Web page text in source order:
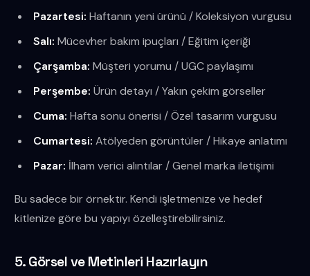
Pazartesi: Haftanın yeni ürünü / Koleksiyon vurgusu
Salı: Mücevher bakım ipuçları / Eğitim içeriği
Çarşamba: Müşteri yorumu / UGC paylaşımı
Perşembe: Ürün detayı / Yakın çekim görseller
Cuma: Hafta sonu önerisi / Özel tasarım vurgusu
Cumartesi: Atölyeden görüntüler / Hikaye anlatımı
Pazar: İlham verici alıntılar / Genel marka iletişimi
Bu sadece bir örnektir. Kendi işletmenize ve hedef
kitlenize göre bu yapıyı özelleştirebilirsiniz.
5. Görsel ve Metinleri Hazırlayın